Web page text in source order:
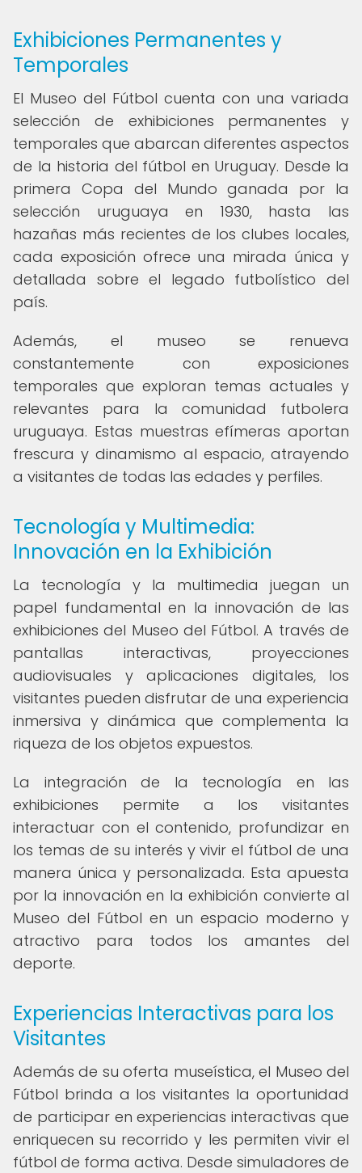
Exhibiciones Permanentes y
Temporales
El Museo del Fútbol cuenta con una variada
selección de exhibiciones permanentes y
temporales que abarcan diferentes aspectos
de la historia del fútbol en Uruguay. Desde la
primera Copa del Mundo ganada por la
selección uruguaya en 1930, hasta las
hazañas más recientes de los clubes locales,
cada exposición ofrece una mirada única y
detallada sobre el legado futbolístico del
país.
Además, el museo se renueva
constantemente con exposiciones
temporales que exploran temas actuales y
relevantes para la comunidad futbolera
uruguaya. Estas muestras efímeras aportan
frescura y dinamismo al espacio, atrayendo
a visitantes de todas las edades y perfiles.
Tecnología y Multimedia:
Innovación en la Exhibición
La tecnología y la multimedia juegan un
papel fundamental en la innovación de las
exhibiciones del Museo del Fútbol. A través de
pantallas interactivas, proyecciones
audiovisuales y aplicaciones digitales, los
visitantes pueden disfrutar de una experiencia
inmersiva y dinámica que complementa la
riqueza de los objetos expuestos.
La integración de la tecnología en las
exhibiciones permite a los visitantes
interactuar con el contenido, profundizar en
los temas de su interés y vivir el fútbol de una
manera única y personalizada. Esta apuesta
por la innovación en la exhibición convierte al
Museo del Fútbol en un espacio moderno y
atractivo para todos los amantes del
deporte.
Experiencias Interactivas para los
Visitantes
Además de su oferta museística, el Museo del
Fútbol brinda a los visitantes la oportunidad
de participar en experiencias interactivas que
enriquecen su recorrido y les permiten vivir el
fútbol de forma activa. Desde simuladores de